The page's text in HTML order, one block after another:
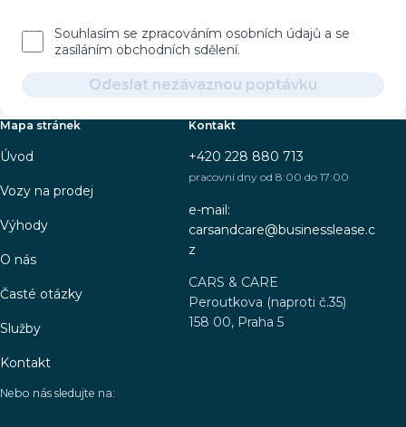
Souhlasím se zpracováním osobních údajů a se
zasíláním obchodních sdělení.
Odeslat nezávaznou poptávku
Mapa stránek
Úvod
Vozy na prodej
Výhody
O nás
Časté otázky
Služby
Kontakt
Kontakt
+420 228 880 713
pracovní dny od 8:00 do 17:00
e-mail:
carsandcare@businesslease.c
z
CARS & CARE
Peroutkova (naproti č.35)
158 00, Praha 5
Nebo nás sledujte na: